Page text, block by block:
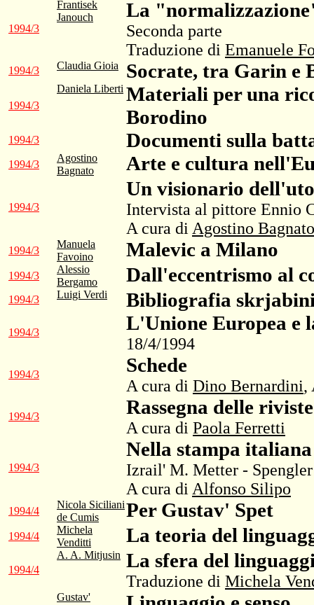
1994/3
Frantisek
Janouch
La
Seconda parte
Traduzione di Emanuele
1994/3 Claudia Gioia Socrate, tra Garin e
1994/3
Daniela Liberti Materiali per una
Borodino
1994/3 Documenti sulla
1994/3
Agostino
Bagnato
Arte e cultura
1994/3
Un visionario
Intervista al pittore Ennio
A cura di Agostino Bagnato
1994/3
Manuela
Favoino
Malevic a Milano
1994/3
Alessio
Bergamo
Dall'eccentrismo al
1994/3 Luigi Verdi Bibliografia
1994/3 L'Unione Europea e
18/4/1994
1994/3 Schede
A cura di Dino Bernardini,
1994/3 Rassegna delle
A cura di Paola Ferretti
1994/3
Nella stampa italiana
Izrail' M. Metter -
A cura di Alfonso Silipo
1994/4
Nicola Siciliani
de Cumis
Per Gustav' Spet
1994/4
Michela
Venditti
La teoria del
1994/4
A. A. Mitjusin La sfera del
Traduzione di Michela
Gustav'